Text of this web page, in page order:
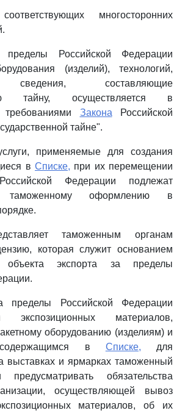
многосторонних
Российской Федерации
(изделий), технологий,
сведения, составляющие
тайну, осуществляется в
требованиями Закона Российской
тайне".
применяемые для создания
в Списке, при их перемещении
Федерации подлежат
таможенному оформлению в
таможенным органам
которая служит основанием
объекта экспорта за пределы
Российской Федерации
экспозиционных материалов,
оборудованию (изделиям) и
содержащимся в Списке, для
выставках и ярмарках таможенный
обязательства
осуществляющей вывоз
материалов, об их